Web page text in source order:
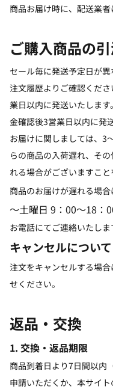
商品お届け時に、配送業者
ご購入商品の
セール毎に発送予定日が
注文履歴よりご確認くだ
業日以内に発送いたしま
金確認後3営業日以内に発
お届けに関しましては、3
らの商品の入荷遅れ、そ
れる場合がございますこと
商品のお届けが遅れる場
～土曜日 9：00～18：
お電話にてご連絡いたしま
キャンセルについて
注文をキャンセルする場
せください。
返品・交換
1. 交換・返品期限
商品到着日より7日間以内
申請いただくか、本サイ